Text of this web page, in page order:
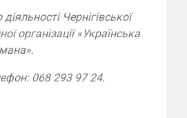
Чернігівської
організації «Українська
068 293 97 24.